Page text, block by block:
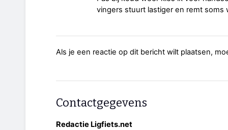
vingers stuurt lastiger en remt soms
Als je een reactie op dit bericht wilt plaatsen,
Contactgegevens
Redactie Ligfiets.net